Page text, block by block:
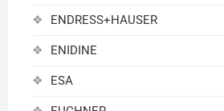
ENDRESS+HAUSER
ENIDINE
ESA